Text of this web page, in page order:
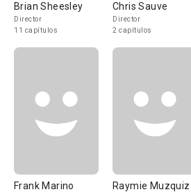
Brian Sheesley
Director
11 capítulos
Chris Sauve
Director
2 capítulos
Frank Marino Raymie Muzquiz